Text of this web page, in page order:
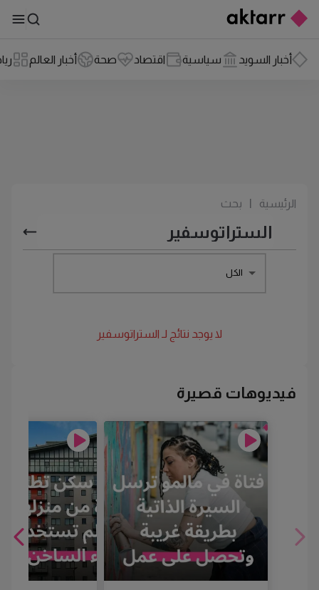
أخبار السويد سياسية اقتصاد صحة أخبار العالم
الرئيسية بحث
الكل
لا يوجد نتائج لـ الستراتوسفير
فيديوهات قصيرة